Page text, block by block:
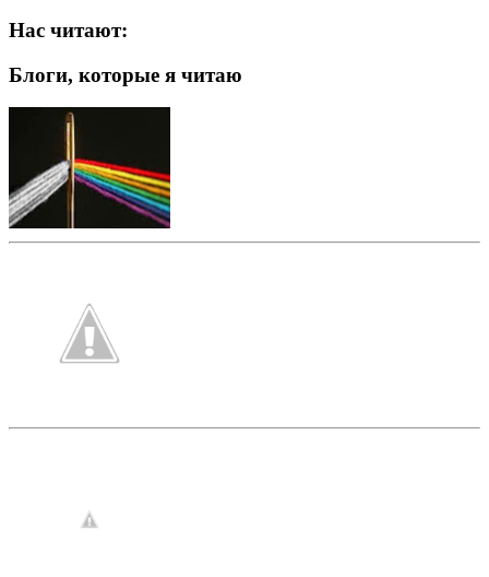
Нас читают:
Блоги, которые я читаю